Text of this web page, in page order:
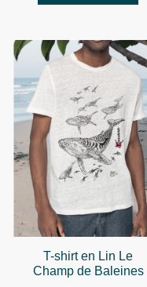
T-shirt en Lin Le
Champ de Baleines